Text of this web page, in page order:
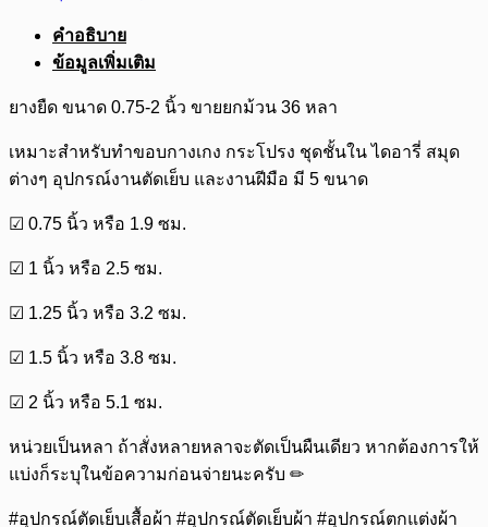
คำอธิบาย
ข้อมูลเพิ่มเติม
ยางยืด ขนาด 0.75-2 นิ้ว ขายยกม้วน 36 หลา
เหมาะสำหรับทำขอบกางเกง กระโปรง ชุดชั้นใน ไดอารี่ สมุด
ต่างๆ อุปกรณ์งานตัดเย็บ และงานฝีมือ มี 5 ขนาด
☑ 0.75 นิ้ว หรือ 1.9 ซม.
☑ 1 นิ้ว หรือ 2.5 ซม.
☑ 1.25 นิ้ว หรือ 3.2 ซม.
☑ 1.5 นิ้ว หรือ 3.8 ซม.
☑ 2 นิ้ว หรือ 5.1 ซม.
หน่วยเป็นหลา ถ้าสั่งหลายหลาจะตัดเป็นผืนเดียว หากต้องการให้
แบ่งก็ระบุในข้อความก่อนจ่ายนะครับ ✏
#อุปกรณ์ตัดเย็บเสื้อผ้า #อุปกรณ์ตัดเย็บผ้า #อุปกรณ์ตกแต่งผ้า